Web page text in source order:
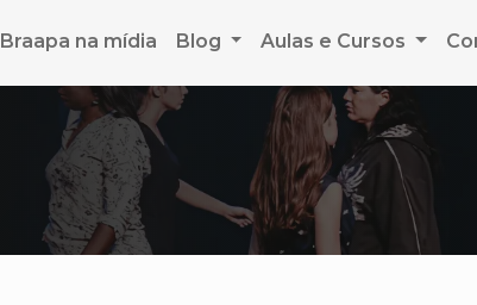
Braapa na mídia Blog Aulas e Cursos